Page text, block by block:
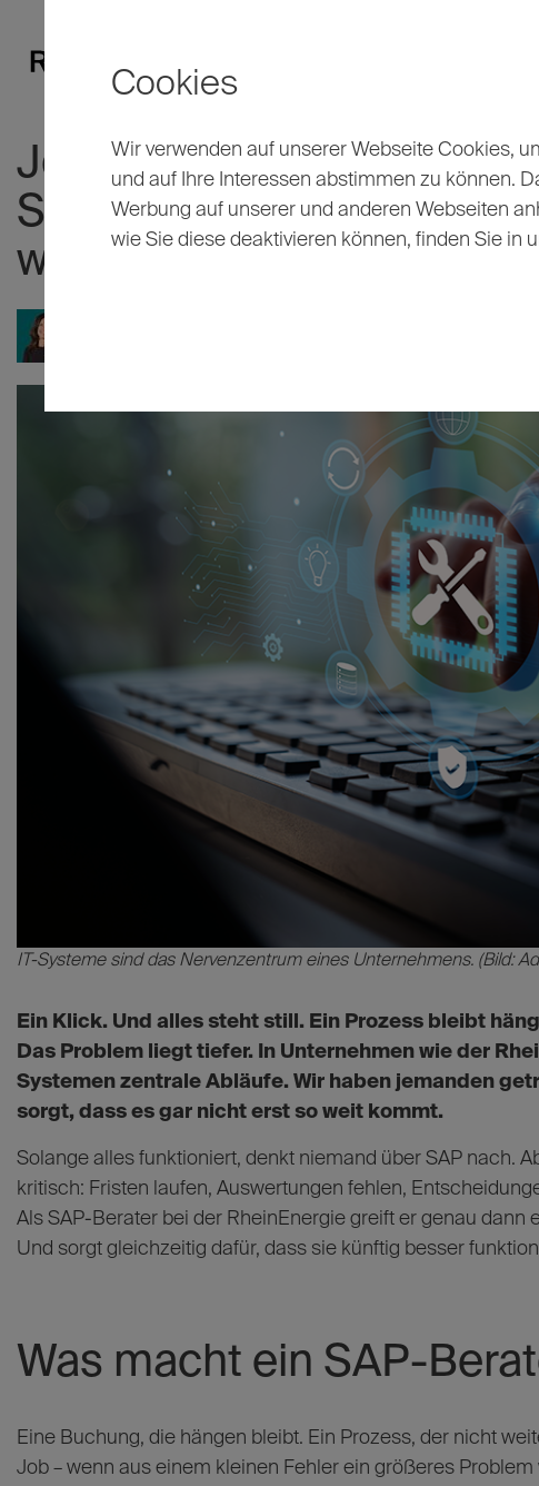
Cookies
Wir verwenden auf unserer Webseite Cookies,
und auf Ihre Interessen abstimmen zu können.
Werbung auf unserer und anderen Webseiten
wie Sie diese deaktivieren können, finden Sie in
Jobporträt SAP-Berater:
Systeme laufen – und
werden
IT-Systeme sind das Nervenzentrum eines Unternehmens. (Bild:
Ein Klick. Und alles steht still. Ein Prozess bleibt
Das Problem liegt tiefer. In Unternehmen wie der
Systemen zentrale Abläufe. Wir haben jemanden
sorgt, dass es gar nicht erst so weit kommt.
Solange alles funktioniert, denkt niemand über SAP nach.
kritisch: Fristen laufen, Auswertungen fehlen,
Als SAP-Berater bei der RheinEnergie greift er genau dann
Und sorgt gleichzeitig dafür, dass sie künftig besser
Was macht ein SAP-
Eine Buchung, die hängen bleibt. Ein Prozess, der nicht
Job – wenn aus einem kleinen Fehler ein größeres